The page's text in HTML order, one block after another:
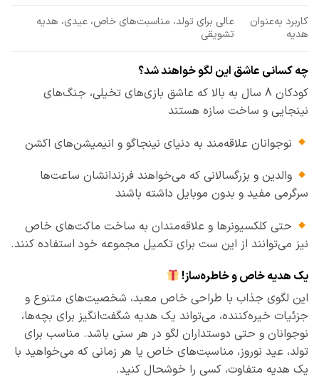
کاربرد به‌عنوان
هدیه
عالی برای تولد، مناسبت‌های خاص، عیدی، هدیه
تشویقی
چه کسانی عاشق این لگو خواهند شد؟
کودکان 8 سال به بالا که عاشق بازی‌های تخیلی، جنگ‌های
نینجایی و ساخت سازه هستند
نوجوانان علاقه‌مند به دنیای نینجاگو و انیمیشن‌های اکشن
والدین و بزرگسالانی که می‌خواهند فرزندانشان ساعت‌ها
سرگرمی مفید و بدون موبایل داشته باشند
حتی کلکسیونرها و علاقه‌مندان به ساخت ماکت‌های خاص
نیز می‌توانند از این ست برای تکمیل مجموعه خود استفاده کنند.
یک هدیه خاص و خاطره‌ساز!
این لگوی جذاب با طراحی خاص معبد، شخصیت‌های متنوع و
جزئیات خیره‌کننده، می‌تواند یک هدیه شگفت‌انگیز برای بچه‌ها،
نوجوانان و حتی دوستداران لگو در هر سنی باشد. مناسب برای
تولد، عید نوروز، مناسبت‌های خاص یا هر زمانی که می‌خواهید با
یک هدیه متفاوت، کسی را خوشحال کنید.